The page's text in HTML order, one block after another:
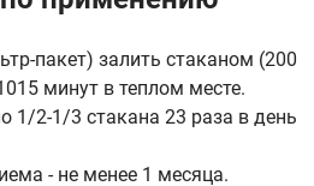
пакет) залить стаканом (200
минут в теплом месте.
1/2-1/3 стакана 23 раза в день
- не менее 1 месяца.